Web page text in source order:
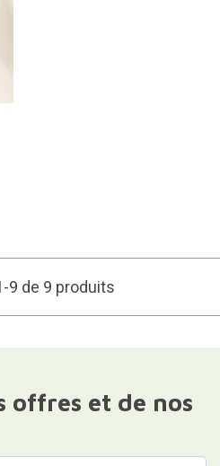
9 de 9 produits
offres et de nos